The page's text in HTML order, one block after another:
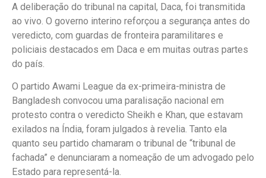
A deliberação do tribunal na capital, Daca, foi transmitida
ao vivo. O governo interino reforçou a segurança antes do
veredicto, com guardas de fronteira paramilitares e
policiais destacados em Daca e em muitas outras partes
do país.
O partido Awami League da ex-primeira-ministra de
Bangladesh convocou uma paralisação nacional em
protesto contra o veredicto Sheikh e Khan, que estavam
exilados na Índia, foram julgados à revelia. Tanto ela
quanto seu partido chamaram o tribunal de “tribunal de
fachada” e denunciaram a nomeação de um advogado pelo
Estado para representá-la.